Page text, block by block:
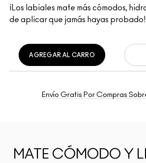
¡Los labiales mate más cómodos,
de aplicar que jamás hayas probado!
AGREGAR AL CARRO
Envío Gratis Por Compras
MATE CÓMODO Y